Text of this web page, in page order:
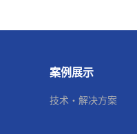
案例展示
技术・解决方案